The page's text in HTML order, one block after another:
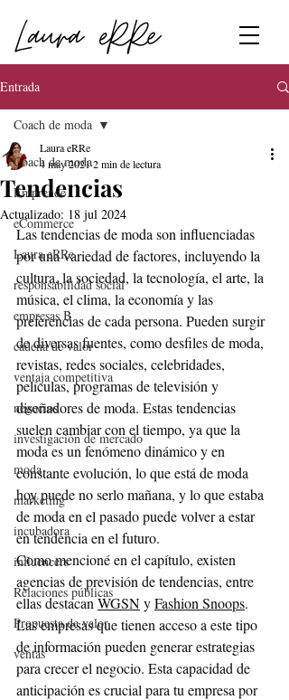
Entrada
Coach de moda
Emprende
eCommerce
Laura eRRe
responsabilidad social
empresas B
cadena de valor
ventaja competitiva
negocios
investigación de mercado
moda
marketing
incubadora
influencers
Relaciones públicas
Propuesta de valor
ventas
Coach de moda
Tendencias
Laura eRRe
4 may 20212 min de lectura
Actualizado: 18 jul 2024
Las tendencias de moda son influenciadas
por una variedad de factores, incluyendo la
cultura, la sociedad, la tecnología, el arte, la
música, el clima, la economía y las
preferencias de cada persona. Pueden surgir
de diversas fuentes, como desfiles de moda,
revistas, redes sociales, celebridades,
películas, programas de televisión y
diseñadores de moda. Estas tendencias
suelen cambiar con el tiempo, ya que la
moda es un fenómeno dinámico y en
constante evolución, lo que está de moda
hoy puede no serlo mañana, y lo que estaba
de moda en el pasado puede volver a estar
en tendencia en el futuro.
Como mencioné en el capítulo, existen
agencias de previsión de tendencias, entre
ellas destacan WGSN y Fashion Snoops.
Las empresas que tienen acceso a este tipo
de información pueden generar estrategias
para crecer el negocio. Esta capacidad de
anticipación es crucial para tu empresa por